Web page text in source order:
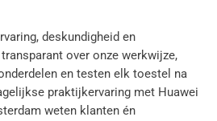
deskundigheid en
over onze werkwijze,
en testen elk toestel na
praktijkervaring met Huawei
weten klanten én